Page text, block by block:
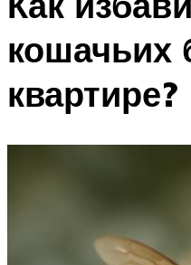
кошачьих
квартире?